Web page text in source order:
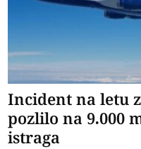
Incident na letu
pozlilo na 9.000
istraga